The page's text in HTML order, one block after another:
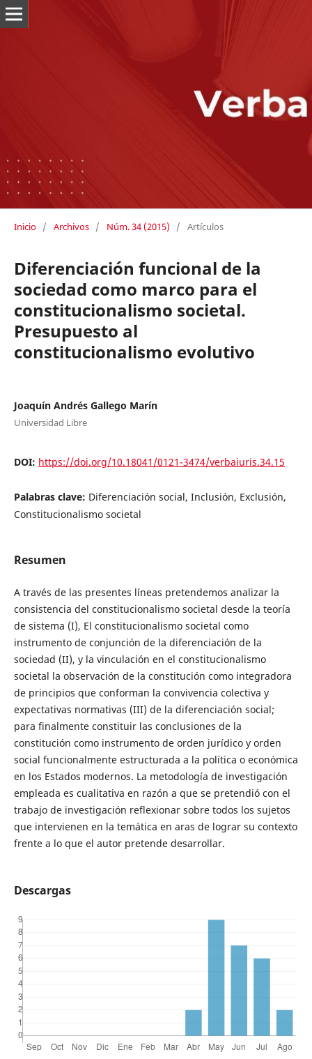
Inicio / Archivos / Núm. 34 (2015) / Artículos
Diferenciación funcional de la
sociedad como marco para el
constitucionalismo societal.
Presupuesto al
constitucionalismo evolutivo
Joaquín Andrés Gallego Marín
Universidad Libre
DOI: https://doi.org/10.18041/0121-3474/verbaiuris.34.15
Palabras clave: Diferenciación social, Inclusión, Exclusión,
Constitucionalismo societal
Resumen
A través de las presentes líneas pretendemos analizar la
consistencia del constitucionalismo societal desde la teoría
de sistema (I), El constitucionalismo societal como
instrumento de conjunción de la diferenciación de la
sociedad (II), y la vinculación en el constitucionalismo
societal la observación de la constitución como integradora
de principios que conforman la convivencia colectiva y
expectativas normativas (III) de la diferenciación social;
para finalmente constituir las conclusiones de la
constitución como instrumento de orden jurídico y orden
social funcionalmente estructurada a la política o económica
en los Estados modernos. La metodología de investigación
empleada es cualitativa en razón a que se pretendió con el
trabajo de investigación reflexionar sobre todos los sujetos
que intervienen en la temática en aras de lograr su contexto
frente a lo que el autor pretende desarrollar.
Descargas